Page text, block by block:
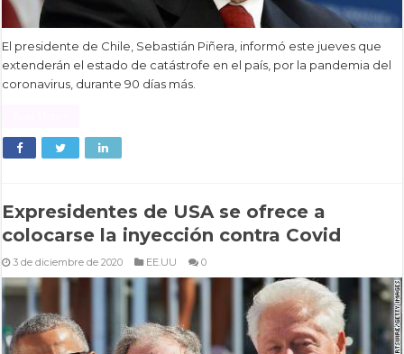
El presidente de Chile, Sebastián Piñera, informó este jueves que
extenderán el estado de catástrofe en el país, por la pandemia del
coronavirus, durante 90 días más.
Expresidentes de USA se ofrece a
colocarse la inyección contra Covid
3 de diciembre de 2020 EE.UU 0